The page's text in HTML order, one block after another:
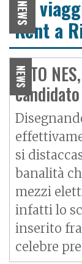
NEWS
Un
Rent a
NEWS
NITO
si
banalità
mezzi
infatti lo
inserito
celebre